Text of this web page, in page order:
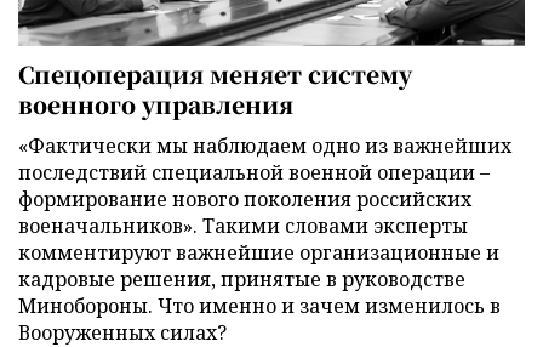
Спецоперация меняет систему
военного управления
«Фактически мы наблюдаем одно из важнейших
последствий специальной военной операции –
формирование нового поколения российских
военачальников». Такими словами эксперты
комментируют важнейшие организационные и
кадровые решения, принятые в руководстве
Минобороны. Что именно и зачем изменилось в
Вооруженных силах?